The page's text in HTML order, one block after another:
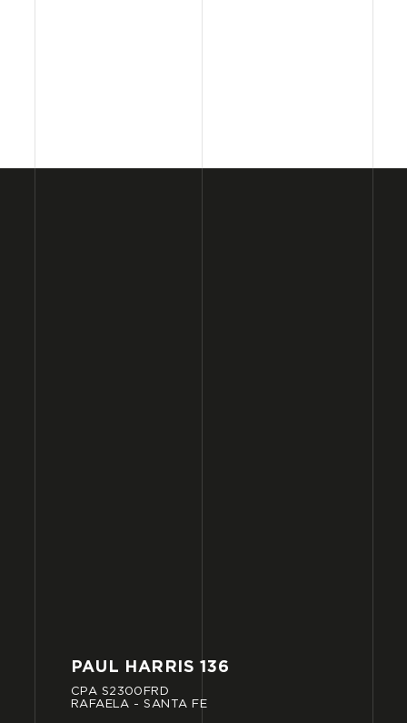
PAUL HARRIS 136
CPA S2300FRD
RAFAELA
- SANTA FE